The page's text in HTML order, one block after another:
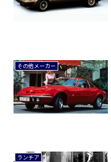
その他メーカー
ランチア